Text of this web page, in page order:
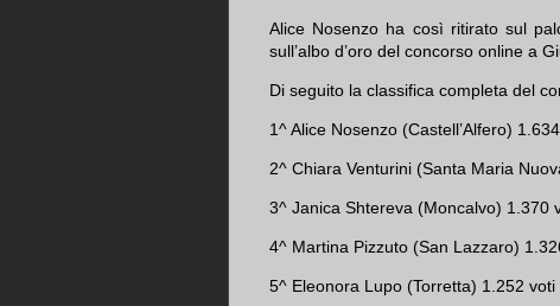
Alice Nosenzo ha così ritirato sul
sull’albo d’oro del concorso online a
Di seguito la classifica completa del
1^ Alice Nosenzo (Castell’Alfero)
2^ Chiara Venturini (Santa Maria
3^ Janica Shtereva (Moncalvo) 1.370
4^ Martina Pizzuto (San Lazzaro)
5^ Eleonora Lupo (Torretta) 1.252 voti